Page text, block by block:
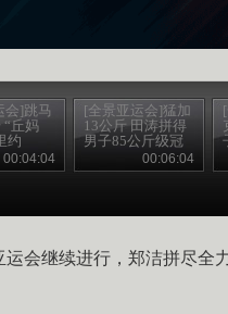
会]跳马
“丘妈
约
00:04:04
[全景亚运会]猛加
13公斤 田涛拼得
男子85公斤级冠
00:06:04
会继续进行，郑洁拼尽全